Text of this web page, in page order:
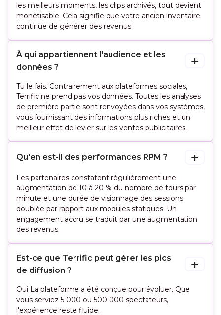
les meilleurs moments, les clips archivés, tout devient
monétisable. Cela signifie que votre ancien inventaire
continue de générer des revenus.
À qui appartiennent l'audience et les
données ?
Tu le fais. Contrairement aux plateformes sociales,
Terrific ne prend pas vos données. Toutes les analyses
de première partie sont renvoyées dans vos systèmes,
vous fournissant des informations plus riches et un
meilleur effet de levier sur les ventes publicitaires.
Qu'en est-il des performances RPM ?
Les partenaires constatent régulièrement une
augmentation de 10 à 20 % du nombre de tours par
minute et une durée de visionnage des sessions
doublée par rapport aux modules statiques. Un
engagement accru se traduit par une augmentation
des revenus.
Est-ce que Terrific peut gérer les pics
de diffusion ?
Oui La plateforme a été conçue pour évoluer. Que
vous serviez 5 000 ou 500 000 spectateurs,
l'expérience reste fluide.